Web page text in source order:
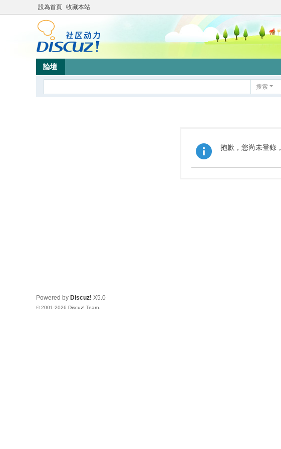
設為首頁 收藏本站
論壇
搜索
抱歉，您尚未登錄
Powered by Discuz! X5.0
© 2001-2026 Discuz! Team